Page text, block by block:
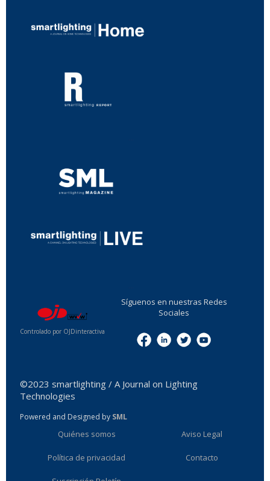
Controlado por OJDinteractiva
Síguenos en nuestras Redes
Sociales
©2023 smartlighting / A Journal on Lighting
Technologies
Powered and Designed by SML
Quiénes somos Aviso Legal
Política de privacidad Contacto